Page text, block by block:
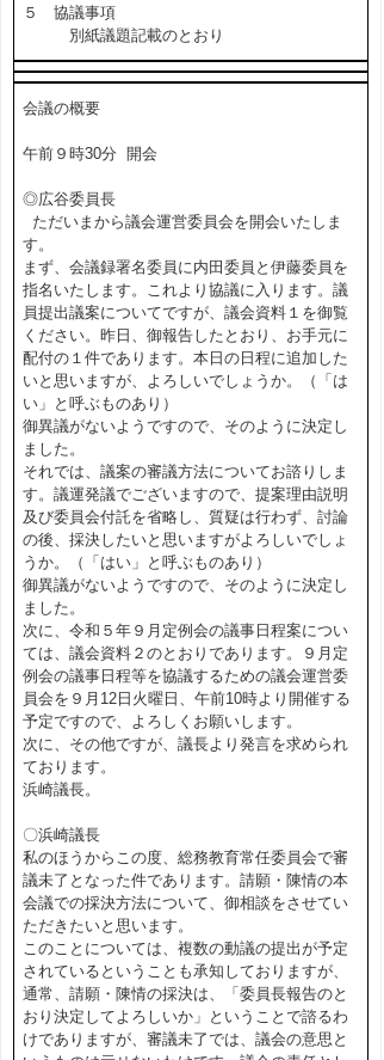
５ 協議事項
別紙議題記載のとおり
会議の概要
午前９時30分 開会
◎広谷委員長
ただいまから議会運営委員会を開会いたしま
す。
まず、会議録署名委員に内田委員と伊藤委員を
指名いたします。これより協議に入ります。議
員提出議案についてですが、議会資料１を御覧
ください。昨日、御報告したとおり、お手元に
配付の１件であります。本日の日程に追加した
いと思いますが、よろしいでしょうか。（「は
い」と呼ぶものあり）
御異議がないようですので、そのように決定し
ました。
それでは、議案の審議方法についてお諮りしま
す。議運発議でございますので、提案理由説明
及び委員会付託を省略し、質疑は行わず、討論
の後、採決したいと思いますがよろしいでしょ
うか。（「はい」と呼ぶものあり）
御異議がないようですので、そのように決定し
ました。
次に、令和５年９月定例会の議事日程案につい
ては、議会資料２のとおりであります。９月定
例会の議事日程等を協議するための議会運営委
員会を９月12日火曜日、午前10時より開催する
予定ですので、よろしくお願いします。
次に、その他ですが、議長より発言を求められ
ております。
浜崎議長。
〇浜崎議長
私のほうからこの度、総務教育常任委員会で審
議未了となった件であります。請願・陳情の本
会議での採決方法について、御相談をさせてい
ただきたいと思います。
このことについては、複数の動議の提出が予定
されているということも承知しておりますが、
通常、請願・陳情の採決は、「委員長報告のと
おり決定してよろしいか」ということで諮るわ
けでありますが、審議未了では、議会の意思と